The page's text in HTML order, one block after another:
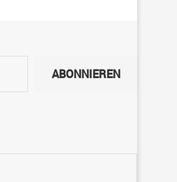
ABONNIEREN